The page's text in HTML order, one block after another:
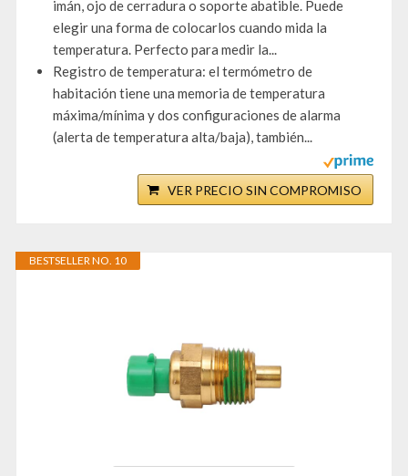
imán, ojo de cerradura o soporte abatible. Puede
elegir una forma de colocarlos cuando mida la
temperatura. Perfecto para medir la...
Registro de temperatura: el termómetro de
habitación tiene una memoria de temperatura
máxima/mínima y dos configuraciones de alarma
(alerta de temperatura alta/baja), también...
VER PRECIO SIN COMPROMISO
BESTSELLER NO. 10